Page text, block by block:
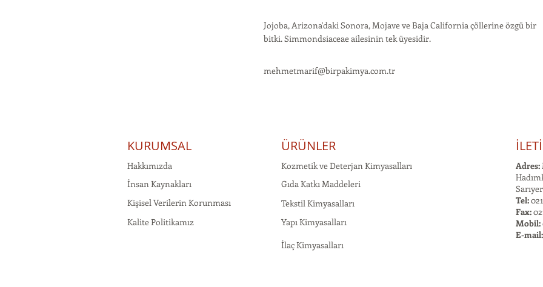
Jojoba, Arizona'daki Sonora, Mojave ve Baja California çöllerine özgü bir
bitki. Simmondsiaceae ailesinin tek üyesidir.
mehmetmarif@birpakimya.com.tr
KURUMSAL
Hakkımızda
İnsan Kaynakları
Kişisel Verilerin Korunması
Kalite Politikamız
ÜRÜNLER
Kozmetik ve Deterjan Kimyasalları
Gıda Katkı Maddeleri
Tekstil Kimyasalları
Yapı Kimyasalları
İlaç Kimyasalları
Adres:
Tel:
Fax:
Mobil:
E-mail: